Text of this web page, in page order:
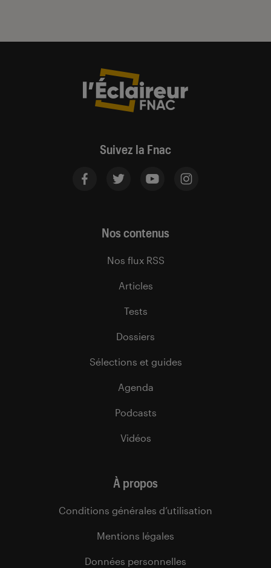
Suivez la Fnac
Nos contenus
Nos flux RSS
Articles
Tests
Dossiers
Sélections et guides
Agenda
Podcasts
Vidéos
À propos
Conditions générales d’utilisation
Mentions légales
Données personnelles